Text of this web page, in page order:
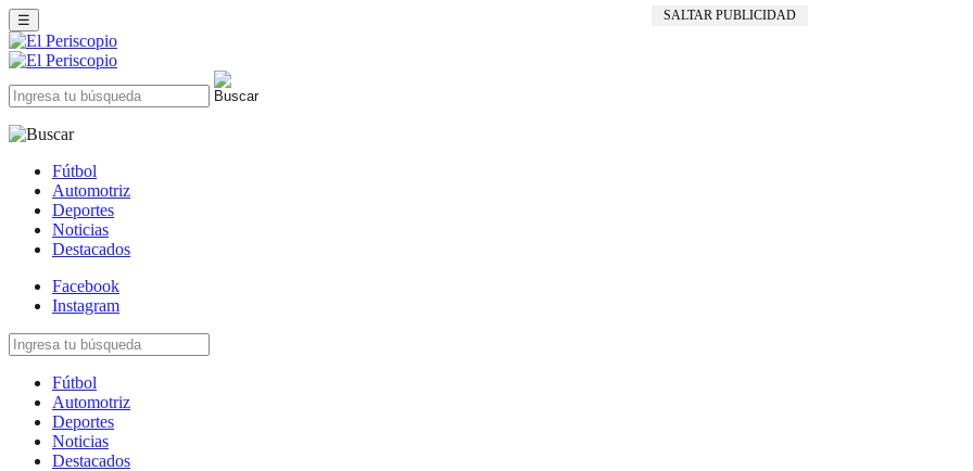
SALTAR PUBLICIDAD
☰
Fútbol
Automotriz
Deportes
Noticias
Destacados
Facebook
Instagram
Fútbol
Automotriz
Deportes
Noticias
Destacados